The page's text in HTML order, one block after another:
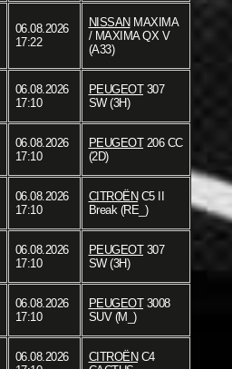
06.08.2026
17:22
NISSAN MAXIMA
/ MAXIMA QX V
(A33)
06.08.2026
17:10
PEUGEOT307
SW (3H)
06.08.2026
17:10
PEUGEOT206 CC
(2D)
06.08.2026
17:10
CITROËN C5 II
Break (RE_)
06.08.2026
17:10
PEUGEOT307
SW (3H)
06.08.2026
17:10
PEUGEOT3008
SUV (M_)
06.08.2026
CITROËN C4